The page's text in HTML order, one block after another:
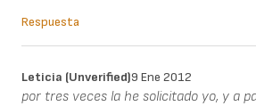
Respuesta
Leticia (unverified)9 Ene 2012
por tres veces la he solicitado yo, y a